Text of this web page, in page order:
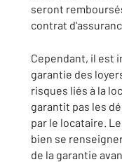
seront
contrat
Cependant, il est
garantie des
risques liés à la
garantit pas les
par le locataire.
bien se
de la garantie